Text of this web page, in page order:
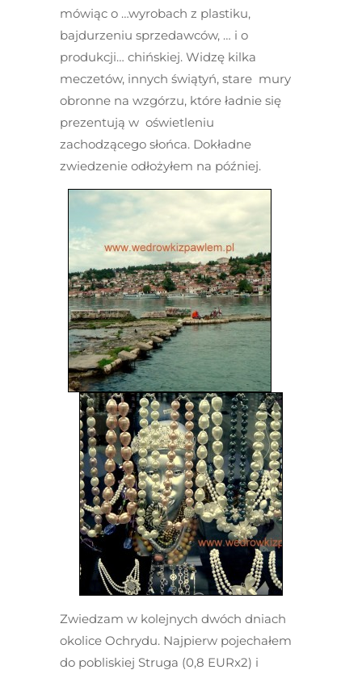
mówiąc o …wyrobach z plastiku,
bajdurzeniu sprzedawców, … i o
produkcji… chińskiej. Widzę kilka
meczetów, innych świątyń, stare mury
obronne na wzgórzu, które ładnie się
prezentują w oświetleniu
zachodzącego słońca. Dokładne
zwiedzenie odłożyłem na później.
Zwiedzam w kolejnych dwóch dniach
okolice Ochrydu. Najpierw pojechałem
do pobliskiej Struga (0,8 EURx2) i